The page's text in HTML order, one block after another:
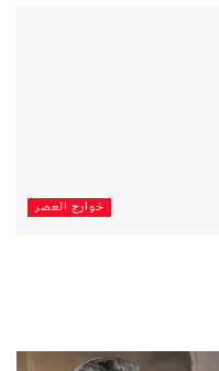
خوارج العصر